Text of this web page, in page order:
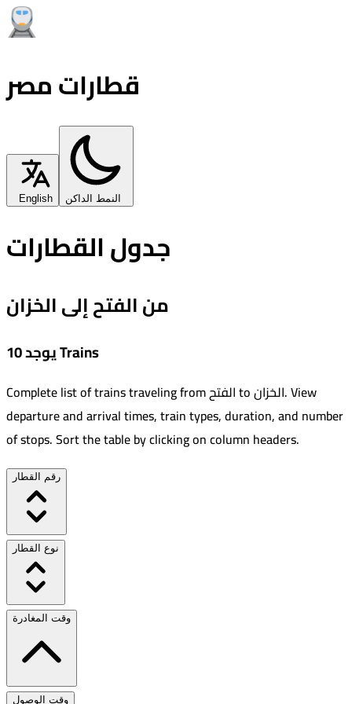
قطارات مصر
English النمط الداكن
جدول القطارات
من الفتح إلى الخزان
يوجد 10 Trains
Complete list of trains traveling fromالفتحtoالخزان.View
departure and arrival times, train types, duration, and number
of stops. Sort the table by clicking on column headers.
رقم القطار
نوع القطار
وقت المغادرة
وقت الوصول